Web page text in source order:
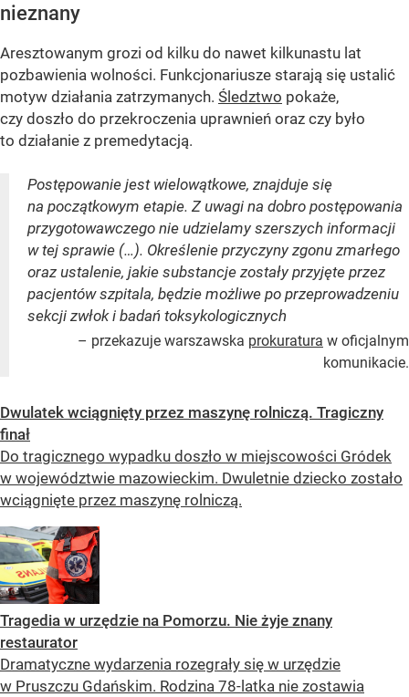
nieznany
Aresztowanym grozi od kilku do nawet kilkunastu lat
pozbawienia wolności. Funkcjonariusze starają się ustalić
motyw działania zatrzymanych. Śledztwo pokaże,
czy doszło do przekroczenia uprawnień oraz czy było
to działanie z premedytacją.
Postępowanie jest wielowątkowe, znajduje się
na początkowym etapie. Z uwagi na dobro postępowania
przygotowawczego nie udzielamy szerszych informacji
w tej sprawie (…). Określenie przyczyny zgonu zmarłego
oraz ustalenie, jakie substancje zostały przyjęte przez
pacjentów szpitala, będzie możliwe po przeprowadzeniu
sekcji zwłok i badań toksykologicznych
­– przekazuje warszawska prokuratura w oficjalnym
komunikacie.
Dwulatek wciągnięty przez maszynę rolniczą. Tragiczny
finał
Do tragicznego wypadku doszło w miejscowości Gródek
w województwie mazowieckim. Dwuletnie dziecko zostało
wciągnięte przez maszynę rolniczą.
Tragedia w urzędzie na Pomorzu. Nie żyje znany
restaurator
Dramatyczne wydarzenia rozegrały się w urzędzie
w Pruszczu Gdańskim. Rodzina 78-latka nie zostawia